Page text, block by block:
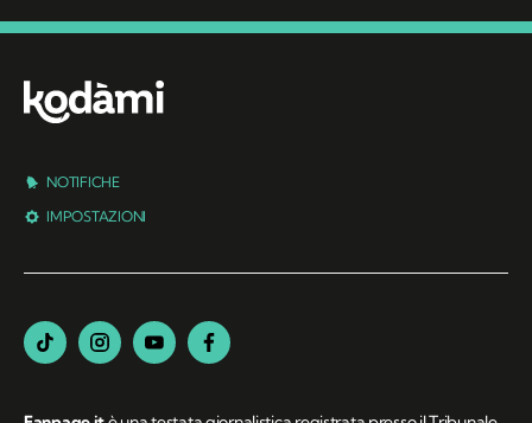
NOTIFICHE
IMPOSTAZIONI